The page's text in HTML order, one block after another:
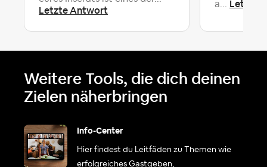
Letzte Antwort
a... Letzte
Weitere Tools, die dich deinen
Zielen näherbringen
Info-Center
Hier findest du Leitfäden zu Themen wie
erfolgreiches Gastgeben,